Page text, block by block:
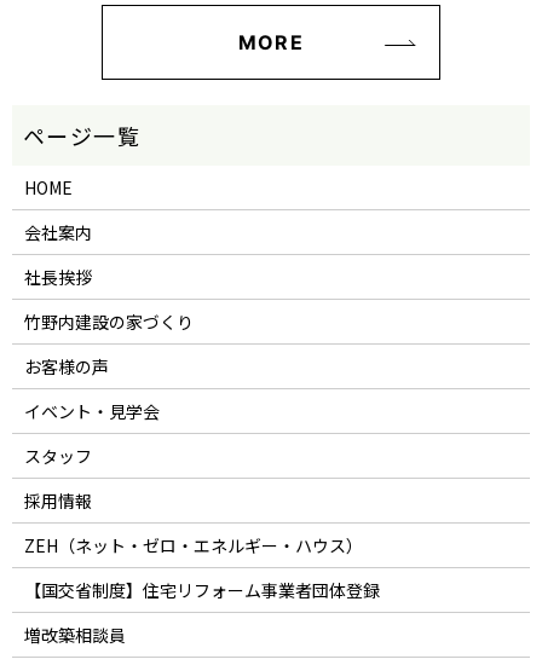
MORE
HOME
会社案内
社長挨拶
竹野内建設の家づくり
お客様の声
イベント・見学会
スタッフ
採用情報
ZEH（ネット・ゼロ・エネルギー・ハウス）
【国交省制度】住宅リフォーム事業者団体登録
増改築相談員